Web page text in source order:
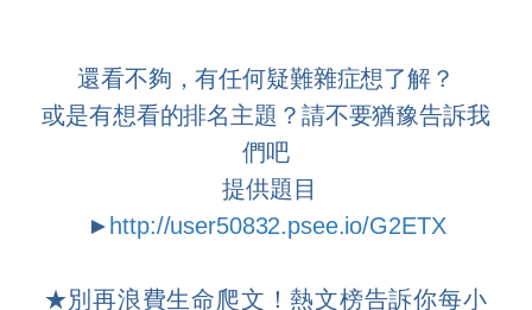
還看不夠，有任何疑難雜症想了解？
或是有想看的排名主題？請不要猶豫告訴我
們吧
提供題目
► http://user50832.psee.io/G2ETX
★別再浪費生命爬文！熱文榜告訴你每小